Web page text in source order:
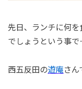
先日、ランチに何
でしょうという事で
西五反田の遊庵さん